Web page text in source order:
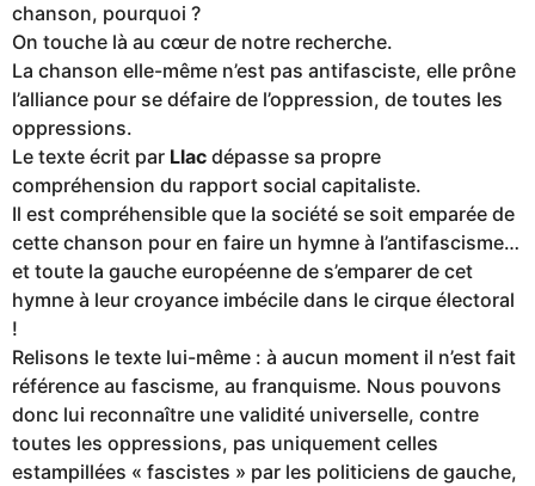
chanson, pourquoi ?
On touche là au cœur de notre recherche.
La chanson elle-même n’est pas antifasciste, elle prône
l’alliance pour se défaire de l’oppression, de toutes les
oppressions.
Le texte écrit par Llac dépasse sa propre
compréhension du rapport social capitaliste.
Il est compréhensible que la société se soit emparée de
cette chanson pour en faire un hymne à l’antifascisme…
et toute la gauche européenne de s’emparer de cet
hymne à leur croyance imbécile dans le cirque électoral
!
Relisons le texte lui-même : à aucun moment il n’est fait
référence au fascisme, au franquisme. Nous pouvons
donc lui reconnaître une validité universelle, contre
toutes les oppressions, pas uniquement celles
estampillées « fascistes » par les politiciens de gauche,